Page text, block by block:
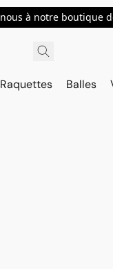
à notre boutique
Raquettes Balles